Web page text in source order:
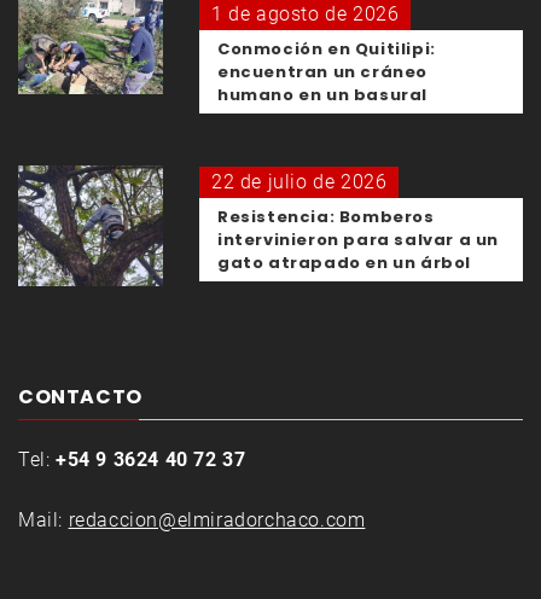
1 de agosto de 2026
Conmoción en Quitilipi:
encuentran un cráneo
humano en un basural
22 de julio de 2026
Resistencia: Bomberos
intervinieron para salvar a un
gato atrapado en un árbol
CONTACTO
Tel: +54 9 3624 40 72 37
Mail: redaccion@elmiradorchaco.com